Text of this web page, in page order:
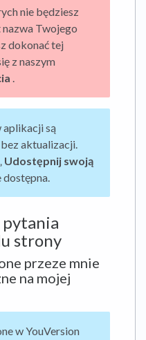
nie będziesz
nazwa Twojego
dokonać tej
z naszym
.
są
aktualizacji.
Udostępnij swoją
dostępna.
pytania
strony
przeze mnie
na mojej
w YouVersion